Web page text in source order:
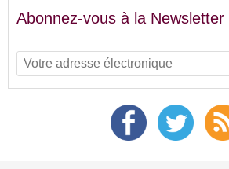
Abonnez-vous à la Newsletter